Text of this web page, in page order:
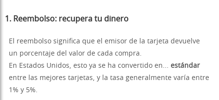
1. Reembolso: recupera tu dinero
El reembolso significa que el emisor de la tarjeta devuelve
un porcentaje del valor de cada compra.
En Estados Unidos, esto ya se ha convertido en... estándar
entre las mejores tarjetas, y la tasa generalmente varía entre
1% y 5%.